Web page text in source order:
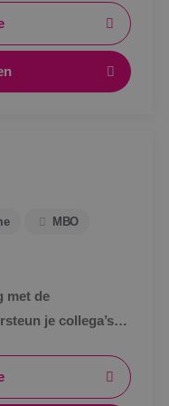
MBO
met de
je collega’s
voor